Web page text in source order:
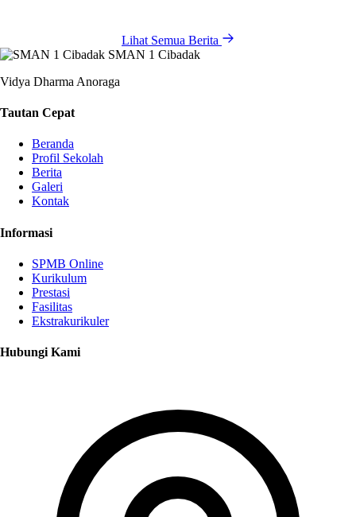
Lihat Semua Berita
SMAN 1 Cibadak
Vidya Dharma Anoraga
Tautan Cepat
Beranda
Profil Sekolah
Berita
Galeri
Kontak
Informasi
SPMB Online
Kurikulum
Prestasi
Fasilitas
Ekstrakurikuler
Hubungi Kami